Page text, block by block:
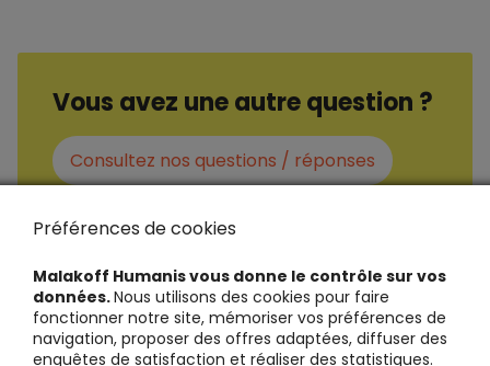
Vous avez une autre question ?
Consultez nos questions / réponses
Préférences de cookies
Malakoff Humanis vous donne le contrôle sur vos
données.Nous utilisons des cookies pour faire
fonctionner notre site, mémoriser vos préférences de
navigation, proposer des offres adaptées, diffuser des
enquêtes de satisfaction et réaliser des statistiques.